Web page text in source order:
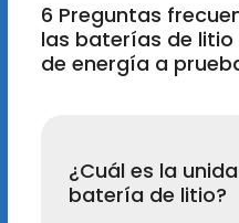
6 Preguntas
las baterías de
de energía a
¿Cuál es la
batería de litio?